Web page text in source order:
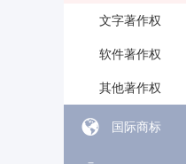
文字著作权
软件著作权
其他著作权
国际商标